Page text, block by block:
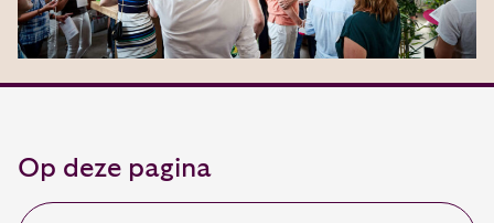
Op deze pagina